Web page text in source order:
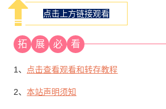
点击上方链接观看
拓 展 必 看
1、 点击查看观看和转存教程
2、本站声明须知